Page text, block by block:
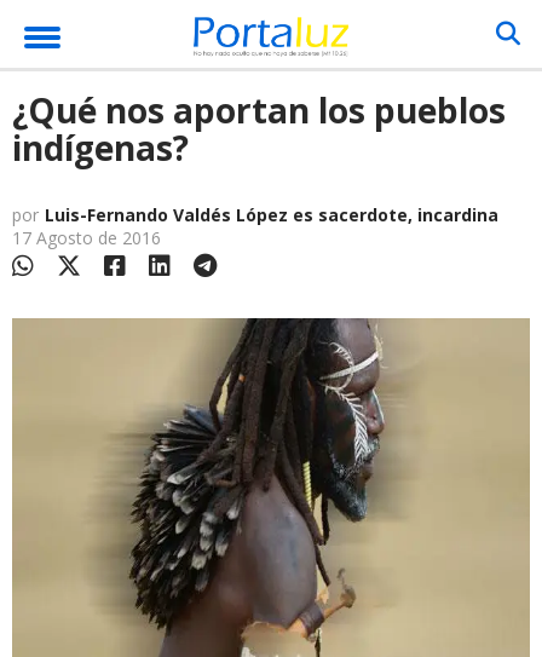
¿Qué nos aportan los pueblos
indígenas?
por Luis-Fernando Valdés López es sacerdote, incardina
17 Agosto de 2016